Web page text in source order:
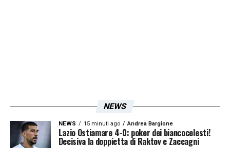
NEWS
NEWS 15 minuti ago Andrea Bargione
Lazio Ostiamare 4-0: poker dei biancocelesti!
Decisiva la doppietta di Raktov e Zaccagni